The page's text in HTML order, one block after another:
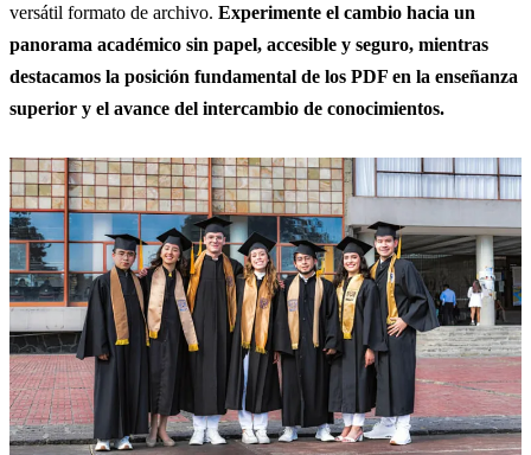
versátil formato de archivo. Experimente el cambio hacia un
panorama académico sin papel, accesible y seguro, mientras
destacamos la posición fundamental de los PDF en la enseñanza
superior y el avance del intercambio de conocimientos.